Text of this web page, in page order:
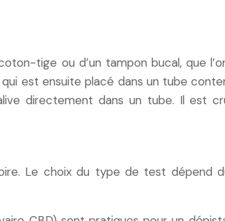
tige ou d’un tampon bucal, que
est ensuite placé dans un tube
directement dans un tube. Il est
Le choix du type de test dépend